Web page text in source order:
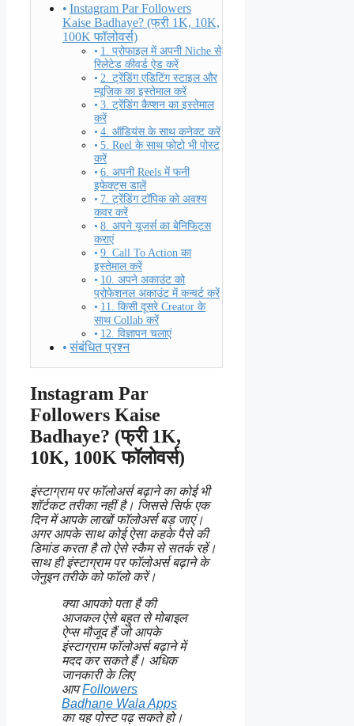
Instagram Par Followers
Kaise Badhaye? (फ्री 1K, 10K,
100K फॉलोवर्स)
1. प्रोफाइल में अपनी Niche से
रिलेटेड कीवर्ड ऐड करें
2. ट्रेंडिंग एडिटिंग स्टाइल और
म्यूजिक का इस्तेमाल करें
3. ट्रेंडिंग कैप्शन का इस्तेमाल
करें
4. ऑडियंस के साथ कनेक्ट करें
5. Reel के साथ फोटो भी पोस्ट
करें
6. अपनी Reels में फनी
इफेक्ट्स डालें
7. ट्रेंडिंग टॉपिक को अवश्य
कवर करें
8. अपने यूजर्स का बेनिफिट्स
कराएं
9. Call To Action का
इस्तेमाल करें
10. अपने अकाउंट को
प्रोफेशनल अकाउंट में कन्वर्ट करें
11. किसी दूसरे Creator के
साथ Collab करें
12. विज्ञापन चलाएं
संबंधित प्रश्न
Instagram Par
Followers Kaise
Badhaye? (फ्री 1K,
10K, 100K फॉलोवर्स)
इंस्टाग्राम पर फॉलोअर्स बढ़ाने का कोई भी
शॉर्टकट तरीका नहीं है। जिससे सिर्फ एक
दिन में आपके लाखों फॉलोअर्स बड़ जाएं।
अगर आपके साथ कोई ऐसा कहके पैसे की
डिमांड करता है तो ऐसे स्कैम से सतर्क रहें।
साथ ही इंस्टाग्राम पर फॉलोअर्स बढ़ाने के
जेनुइन तरीके को फॉलो करें।
क्या आपको पता है की
आजकल ऐसे बहुत से मोबाइल
ऐप्स मौजूद हैं जो आपके
इंस्टाग्राम फॉलोअर्स बढ़ाने में
मदद कर सकते हैं। अधिक
जानकारी के लिए
आपFollowers
Badhane Wala Apps
का यह पोस्ट पढ़ सकते हो।